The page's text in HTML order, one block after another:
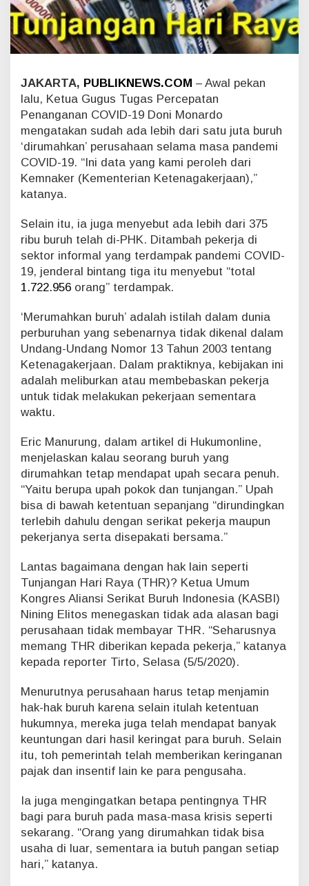
y
a
r
T
,
W
a
a
u
p
u
k
e
r
j
u
m
a
k
a
JAKARTA, PUBLIKNEWS.COM – Awal pekan
lalu, Ketua Gugus Tugas Percepatan
Penanganan COVID-19 Doni Monardo
mengatakan sudah ada lebih dari satu juta buruh
‘dirumahkan’ perusahaan selama masa pandemi
COVID-19. “Ini data yang kami peroleh dari
Kemnaker (Kementerian Ketenagakerjaan),”
katanya.
Selain itu, ia juga menyebut ada lebih dari 375
ribu buruh telah di-PHK. Ditambah pekerja di
sektor informal yang terdampak pandemi COVID-
19, jenderal bintang tiga itu menyebut “total
1.722.956 orang” terdampak.
‘Merumahkan buruh’ adalah istilah dalam dunia
perburuhan yang sebenarnya tidak dikenal dalam
Undang-Undang Nomor 13 Tahun 2003 tentang
Ketenagakerjaan. Dalam praktiknya, kebijakan ini
adalah meliburkan atau membebaskan pekerja
untuk tidak melakukan pekerjaan sementara
waktu.
Eric Manurung, dalam artikel di Hukumonline,
menjelaskan kalau seorang buruh yang
dirumahkan tetap mendapat upah secara penuh.
“Yaitu berupa upah pokok dan tunjangan.” Upah
bisa di bawah ketentuan sepanjang “dirundingkan
terlebih dahulu dengan serikat pekerja maupun
pekerjanya serta disepakati bersama.”
Lantas bagaimana dengan hak lain seperti
Tunjangan Hari Raya (THR)? Ketua Umum
Kongres Aliansi Serikat Buruh Indonesia (KASBI)
Nining Elitos menegaskan tidak ada alasan bagi
perusahaan tidak membayar THR. “Seharusnya
memang THR diberikan kepada pekerja,” katanya
kepada reporter Tirto, Selasa (5/5/2020).
Menurutnya perusahaan harus tetap menjamin
hak-hak buruh karena selain itulah ketentuan
hukumnya, mereka juga telah mendapat banyak
keuntungan dari hasil keringat para buruh. Selain
itu, toh pemerintah telah memberikan keringanan
pajak dan insentif lain ke para pengusaha.
Ia juga mengingatkan betapa pentingnya THR
bagi para buruh pada masa-masa krisis seperti
sekarang. “Orang yang dirumahkan tidak bisa
usaha di luar, sementara ia butuh pangan setiap
hari,” katanya.